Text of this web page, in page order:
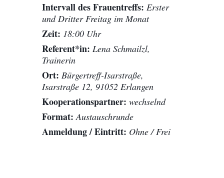
Intervall des Frauentreffs: Erster
und Dritter Freitag im Monat
Zeit: 18:00 Uhr
Referent*in: Lena Schmailzl,
Trainerin
Ort: Bürgertreff-Isarstraße,
Isarstraße 12, 91052 Erlangen
Kooperationspartner: wechselnd
Format: Austauschrunde
Anmeldung / Eintritt: Ohne / Frei